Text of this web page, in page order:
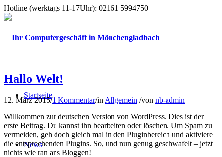
Hotline (werktags 11-17Uhr): 02161 5994750
Startseite
News
Hallo Welt!
12. März 2015/1 Kommentar/in Allgemein /von nb-admin
Willkommen zur deutschen Version von WordPress. Dies ist der
erste Beitrag. Du kannst ihn bearbeiten oder löschen. Um Spam zu
vermeiden, geh doch gleich mal in den Pluginbereich und aktiviere
die entsprechenden Plugins. So, und nun genug geschwafelt – jetzt
nichts wie ran ans Bloggen!